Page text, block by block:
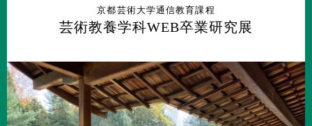
京都芸術大学通信教育課程
芸術教養学科WEB卒業研究展